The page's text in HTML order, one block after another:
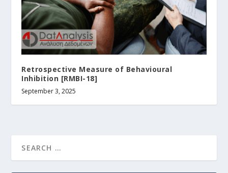
Retrospective Measure of Behavioural
Inhibition [RMBI-18]
September 3, 2025